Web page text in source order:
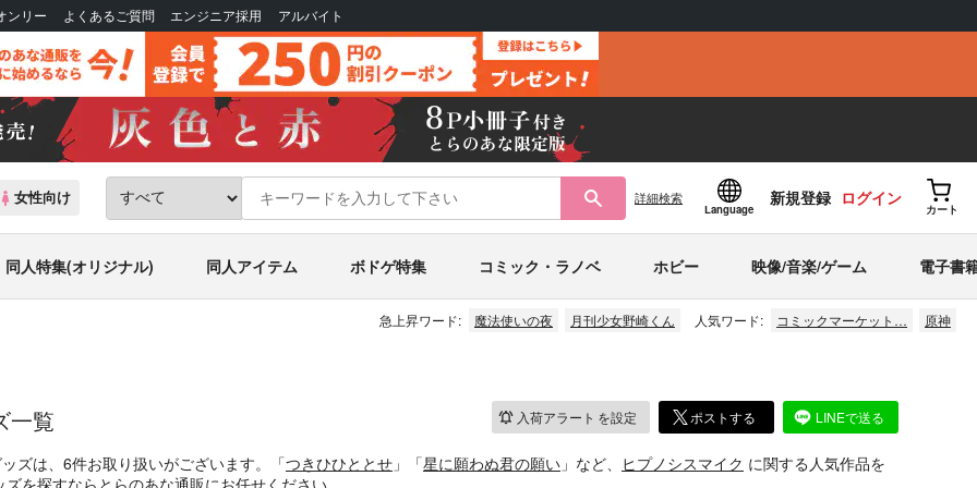
ンリー よくあるご質問 エンジニア採用 アルバイト
女性向け 詳細検索
Language
新規登録 ログイン
カート
同人特集(オリジナル) 同人アイテム ボドゲ特集 コミック・ラノベ ホビー 映像/音楽/ゲーム 電子書
急上昇ワード: 魔法使いの夜 月刊少女野崎くん 人気ワード: コミックマーケット… 原神
入荷アラート を設定 ポストする LINEで送る
一覧
ズは、6件お取り扱いがございます。「つきひひととせ 」「星に願わぬ君の願い 」など、 ヒプノシスマイク に関する人気作品を
を探すならとらのあな通販にお任せください。